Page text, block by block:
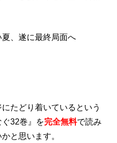
、遂に最終局面へ
たどり着いているという
32巻』を完全無料で読み
と思います。